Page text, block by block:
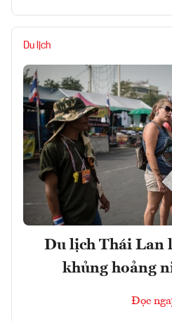
Du lịch
Du lịch Thái Lan
khủng hoảng
Đọc